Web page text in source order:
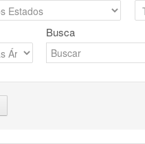
Busca